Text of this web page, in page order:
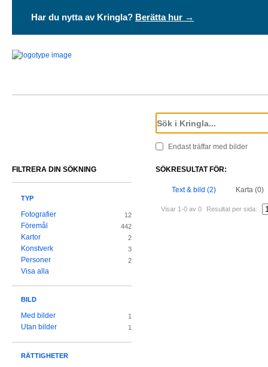
Har du nytta av Kringla? Berätta hur →
Endast träffar med bilder
SÖKRESULTAT FÖR:
Text & bild (2) Karta (0)
Visar 1-0 av 0 Resultat per sida:
FILTRERA DIN SÖKNING
TYP
Fotografier 12
Föremål 442
Kartor 2
Konstverk 3
Personer 2
Visa alla
BILD
Med bilder 1
Utan bilder 1
RÄTTIGHETER